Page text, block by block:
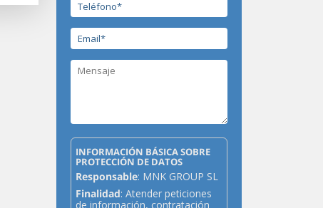
INFORMACIÓN BÁSICA SOBRE
PROTECCIÓN DE DATOS
Responsable: MNK GROUP SL
Finalidad: Atender peticiones
de información, contratación